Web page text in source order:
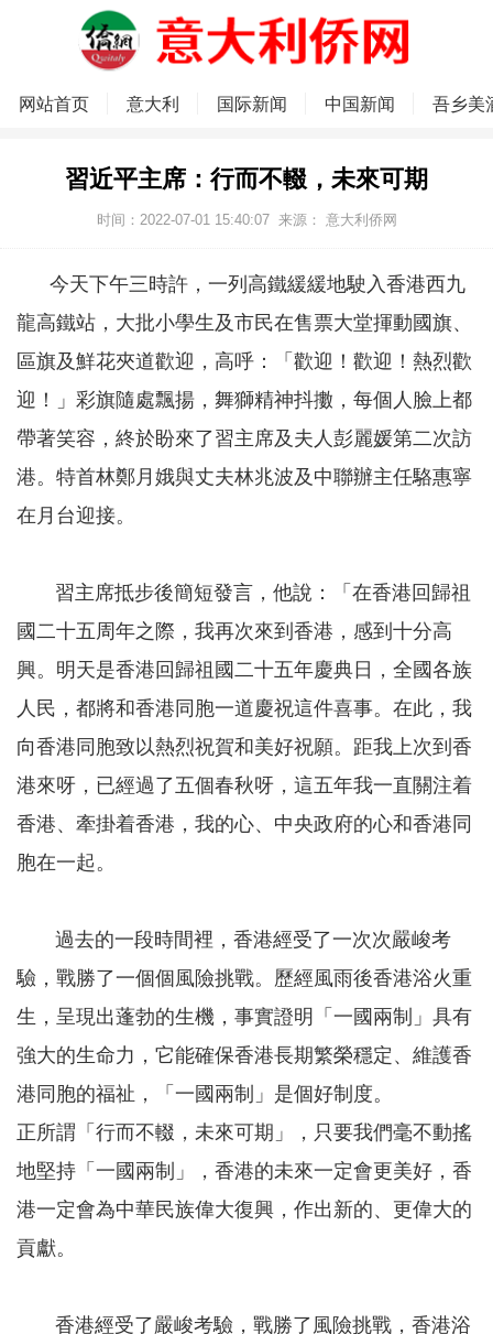
网站首页 意大利 国际新闻 中国新闻 吾乡美
習近平主席：行而不輟，未來可期
时间：2022-07-01 15:40:07 来源： 意大利侨网
今天下午三時許，一列高鐵緩緩地駛入香港西九
龍高鐵站，大批小學生及市民在售票大堂揮動國旗、
區旗及鮮花夾道歡迎，高呼：「歡迎！歡迎！熱烈歡
迎！」彩旗隨處飄揚，舞獅精神抖擻，每個人臉上都
帶著笑容，終於盼來了習主席及夫人彭麗媛第二次訪
港。特首林鄭月娥與丈夫林兆波及中聯辦主任駱惠寧
在月台迎接。
習主席抵步後簡短發言，他說：「在香港回歸祖
國二十五周年之際，我再次來到香港，感到十分高
興。明天是香港回歸祖國二十五年慶典日，全國各族
人民，都將和香港同胞一道慶祝這件喜事。在此，我
向香港同胞致以熱烈祝賀和美好祝願。距我上次到香
港來呀，已經過了五個春秋呀，這五年我一直關注着
香港、牽掛着香港，我的心、中央政府的心和香港同
胞在一起。
過去的一段時間裡，香港經受了一次次嚴峻考
驗，戰勝了一個個風險挑戰。歷經風雨後香港浴火重
生，呈現出蓬勃的生機，事實證明「一國兩制」具有
強大的生命力，它能確保香港長期繁榮穩定、維護香
港同胞的福祉，「一國兩制」是個好制度。
正所謂「行而不輟，未來可期」，只要我們毫不動搖
地堅持「一國兩制」，香港的未來一定會更美好，香
港一定會為中華民族偉大復興，作出新的、更偉大的
貢獻。
香港經受了嚴峻考驗，戰勝了風險挑戰，香港浴